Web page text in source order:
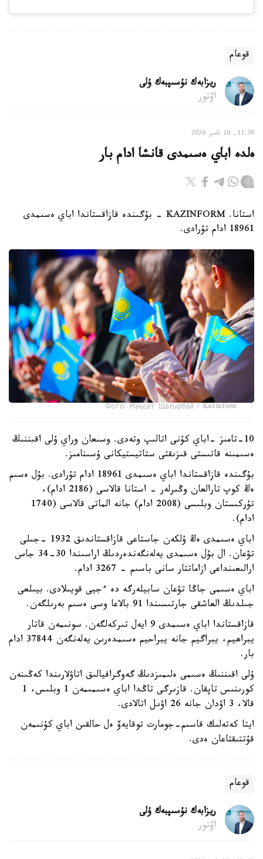
قوعام
ريزابەك نۇسىپبەك ۇلى
اۆتور
11:39, 10 تامىز 2026
ەلدە اباي ەسىمدى قانشا ادام بار
استانا. KAZINFORM - بۇگىندە قازاقستاندا اباي ەسىمدى
18961 ادام تۇرادى.
Фото: Мақсат Шағырбай / Kazinform
10-تامىز -اباي كۇنى اتالىپ وتەدى. وسىعان وراي ۇلى اقىننىڭ
ەسىمىنە قاتىستى قىزىقتى ستاتيستيكانى ۇسىنامىز.
بۇگىندە قازاقستاندا اباي ەسىمدى 18961 ادام تۇرادى. بۇل ەسىم
ەڭ كوپ تارالعان وڭىرلەر - استانا قالاسى (2186 ادام)،
تۇركىستان وبلىسى (2008 ادام) جانە الماتى قالاسى (1740
ادام).
اباي ەسىمدى ەڭ ۇلكەن جاستاعى قازاقستاندىق 1932 -جىلى
تۋعان. ال بۇل ەسىمدى يەلەنگەندەردىڭ اراسىندا 30-34 جاس
ارالىعىنداعى ازاماتتار سانى باسىم - 3267 ادام.
اباي ەسىمى جاڭا تۋعان سابيلەرگە دە ءجيى قويىلادى. بيىلعى
جىلدىڭ العاشقى جارتىسىندا 91 بالاعا وسى ەسىم بەرىلگەن.
قازاقستاندا اباي ەسىمدى 9 ايەل تىركەلگەن. سونىمەن قاتار
يبراھيم، يبراگيم جانە يبراحيم ەسىمدەرىن يەلەنگەن 37844 ادام
بار.
ۇلى اقىننىڭ ەسىمى ەلىمىزدىڭ گەوگرافيالىق اتاۋلارىندا كەڭىنەن
كورىنىس تاپقان. قازىرگى تاڭدا اباي ەسىمىمەن 1 وبلىس، 1
قالا، 3 اۋدان جانە 26 اۋىل اتالادى.
ايتا كەتەلىك قاسىم-جومارت توقايەۆ ەل حالقىن اباي كۇنىمەن
قۇتتىقتاعان ەدى.
قوعام
ريزابەك نۇسىپبەك ۇلى
اۆتور